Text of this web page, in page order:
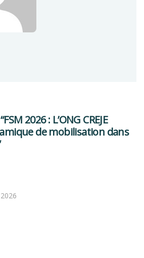
2026 : L’ONG CREJE
de mobilisation dans